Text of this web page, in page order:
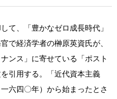
て、「豊かなゼロ成長時代」
で経済学者の榊原英資氏が、
ンス」に寄せている「ポスト
引用する。「近代資本主義
六四〇年）から始まったとさ